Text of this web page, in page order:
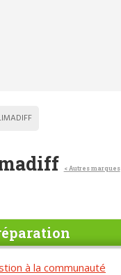
< Autres marques
à la communauté